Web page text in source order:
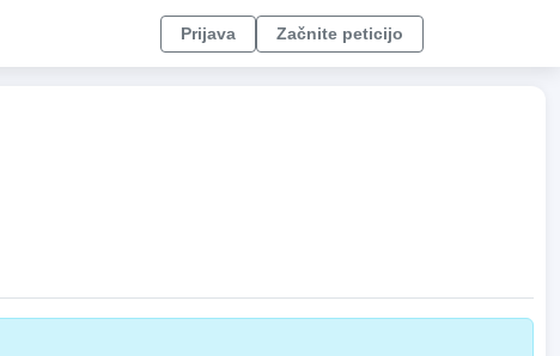
Prijava Začnite peticijo